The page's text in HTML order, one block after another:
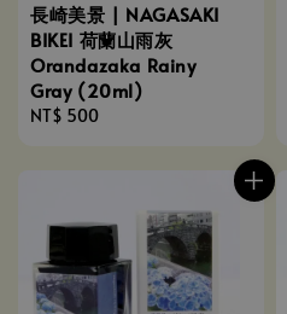
長崎美景 | NAGASAKI
BIKEI 荷蘭山雨灰
Orandazaka Rainy
Gray (20ml)
Regular
NT$ 500